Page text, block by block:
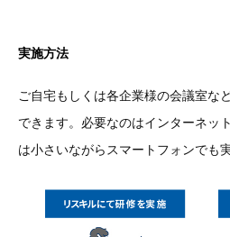
実施方法
ご自宅もしくは各企業様の会議室な
できます。必要なのはインターネッ
は小さいながらスマートフォンでも